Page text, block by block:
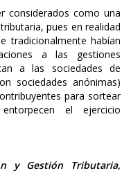
considerados como una
pues en realidad
tradicionalmente habían
a las gestiones
a las sociedades de
sociedades anónimas)
para sortear
el ejercicio
y Gestión Tributaria,